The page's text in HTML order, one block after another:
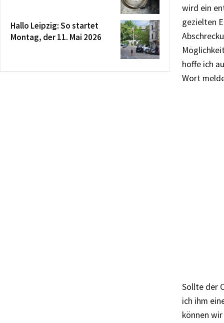
wird ein
gezielten
hoffe ich
Wort
Sollte der
ich ihm
können
Hallo Leipzig: So startet
Montag, der 11. Mai 2026